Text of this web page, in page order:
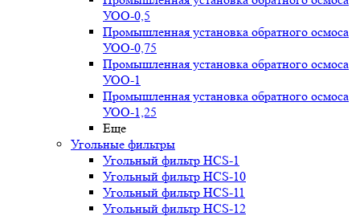
УОО-0,5
Промышленная установка обратного осмоса
УОО-0,75
Промышленная установка обратного осмоса
УОО-1
Промышленная установка обратного осмоса
УОО-1,25
Еще
Угольные фильтры
Угольный фильтр HСS-1
Угольный фильтр HСS-10
Угольный фильтр HСS-11
Угольный фильтр HСS-12